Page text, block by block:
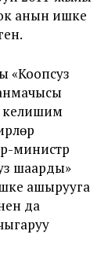
анын ишке
«Коопсуз
келишим
министр
шаарды»
ашырууга
да